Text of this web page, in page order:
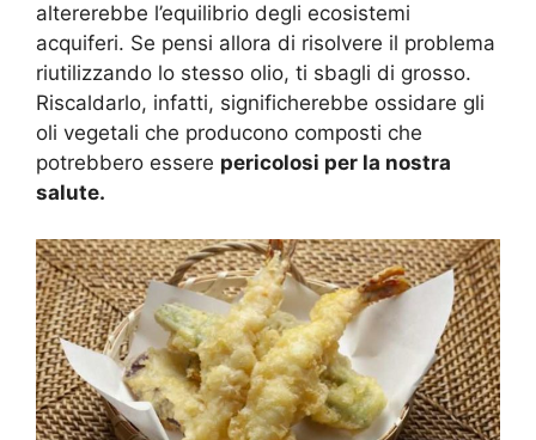
altererebbe l’equilibrio degli ecosistemi
acquiferi. Se pensi allora di risolvere il problema
riutilizzando lo stesso olio, ti sbagli di grosso.
Riscaldarlo, infatti, significherebbe ossidare gli
oli vegetali che producono composti che
potrebbero essere pericolosi per la nostra
salute.